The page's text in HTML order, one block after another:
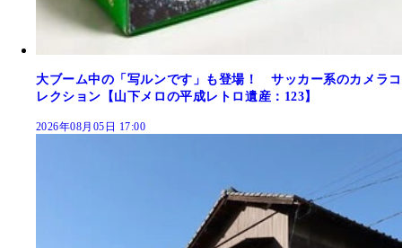
大ブーム中の「写ルンです」も登場！ サッカー系のカメラコ
レクション【山下メロの平成レトロ遺産：123】
2026年08月05日 17:00